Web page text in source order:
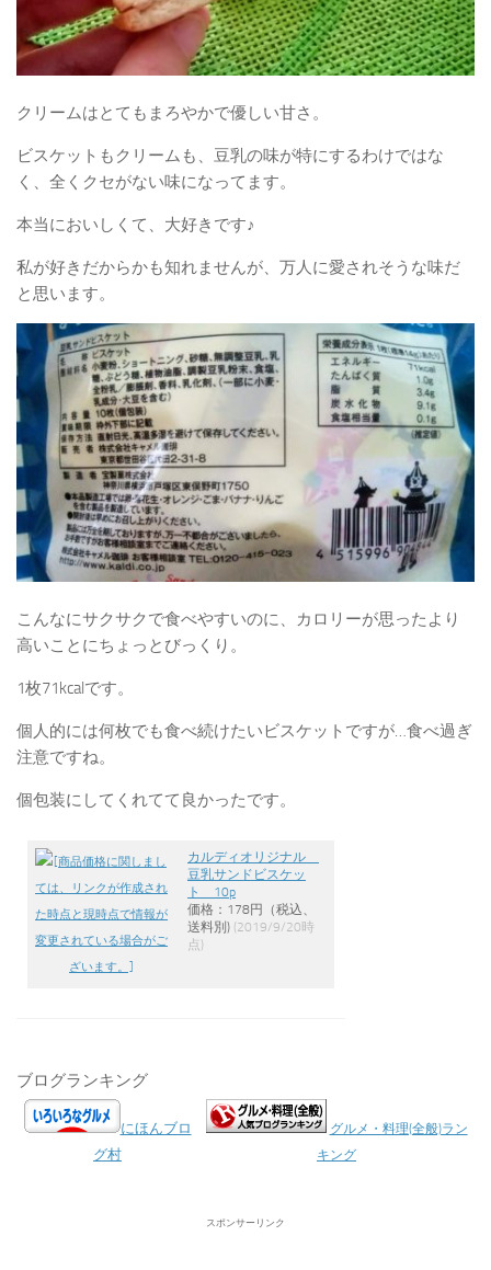
クリームはとてもまろやかで優しい甘さ。
ビスケットもクリームも、豆乳の味が特にするわけではな
く、全くクセがない味になってます。
本当においしくて、大好きです♪
私が好きだからかも知れませんが、万人に愛されそうな味だ
と思います。
こんなにサクサクで食べやすいのに、カロリーが思ったより
高いことにちょっとびっくり。
1枚71kcalです。
個人的には何枚でも食べ続けたいビスケットですが…食べ過ぎ
注意ですね。
個包装にしてくれてて良かったです。
カルディオリジナル
豆乳サンドビスケッ
ト 10p
価格：178円（税込、
送料別) (2019/9/20時
点)
ブログランキング
にほんブロ
グ村
グルメ・料理(全般)ラン
キング
スポンサーリンク